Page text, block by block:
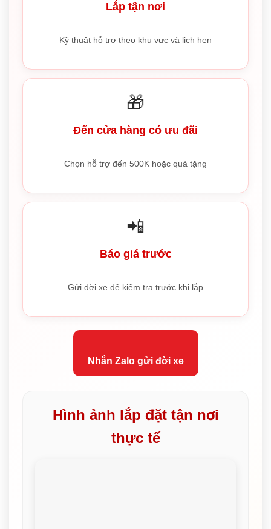
Lắp tận nơi
Kỹ thuật hỗ trợ theo khu vực và lịch hẹn
🎁
Đến cửa hàng có ưu đãi
Chọn hỗ trợ đến 500K hoặc quà tặng
📲
Báo giá trước
Gửi đời xe để kiểm tra trước khi lắp
Nhắn Zalo gửi đời xe
Hình ảnh lắp đặt tận nơi
thực tế